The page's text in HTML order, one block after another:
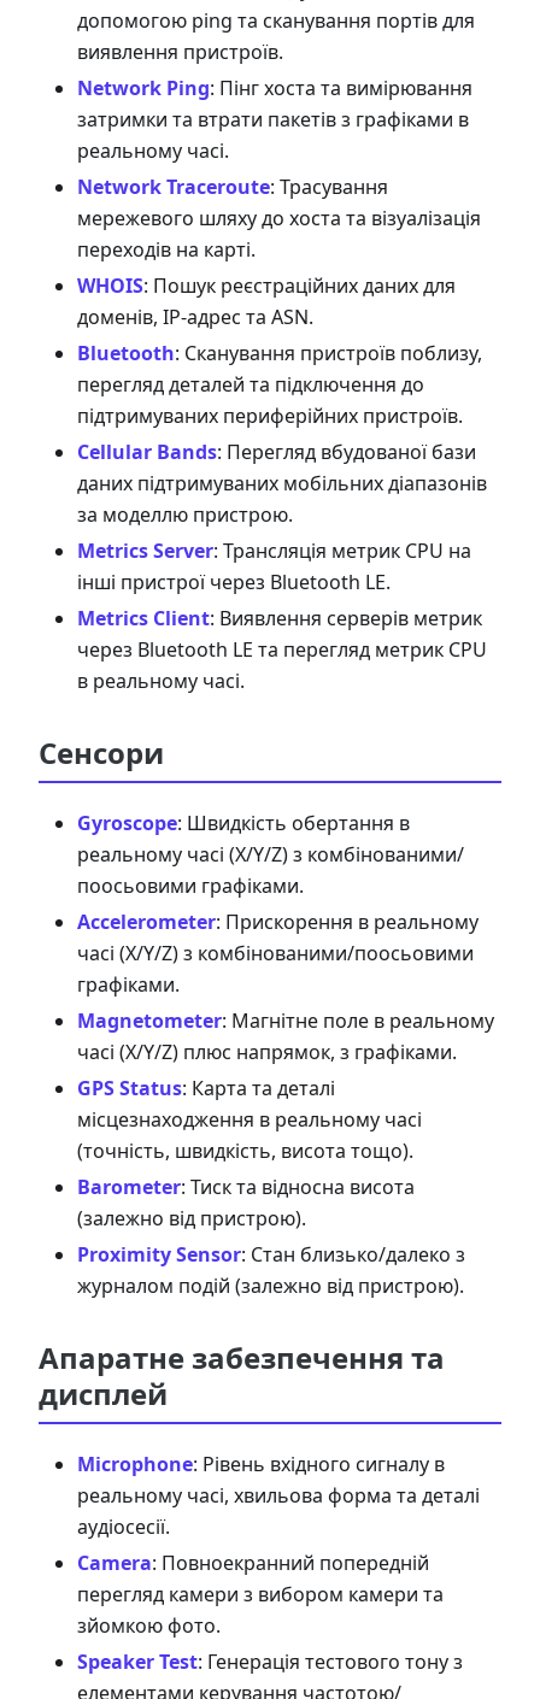
допомогою ping та сканування портів для
виявлення пристроїв.
Network Ping: Пінг хоста та вимірювання
затримки та втрати пакетів з графіками в
реальному часі.
Network Traceroute: Трасування
мережевого шляху до хоста та візуалізація
переходів на карті.
WHOIS: Пошук реєстраційних даних для
доменів, IP-адрес та ASN.
Bluetooth: Сканування пристроїв поблизу,
перегляд деталей та підключення до
підтримуваних периферійних пристроїв.
Cellular Bands: Перегляд вбудованої бази
даних підтримуваних мобільних діапазонів
за моделлю пристрою.
Metrics Server: Трансляція метрик CPU на
інші пристрої через Bluetooth LE.
Metrics Client: Виявлення серверів метрик
через Bluetooth LE та перегляд метрик CPU
в реальному часі.
Сенсори
Gyroscope: Швидкість обертання в
реальному часі (X/Y/Z) з комбінованими/
поосьовими графіками.
Accelerometer: Прискорення в реальному
часі (X/Y/Z) з комбінованими/поосьовими
графіками.
Magnetometer: Магнітне поле в реальному
часі (X/Y/Z) плюс напрямок, з графіками.
GPS Status: Карта та деталі
місцезнаходження в реальному часі
(точність, швидкість, висота тощо).
Barometer: Тиск та відносна висота
(залежно від пристрою).
Proximity Sensor: Стан близько/далеко з
журналом подій (залежно від пристрою).
Апаратне забезпечення та
дисплей
Microphone: Рівень вхідного сигналу в
реальному часі, хвильова форма та деталі
аудіосесії.
Camera: Повноекранний попередній
перегляд камери з вибором камери та
зйомкою фото.
Speaker Test: Генерація тестового тону з
елементами керування частотою/